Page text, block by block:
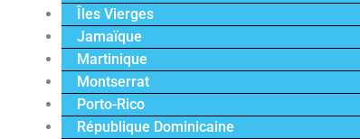
Îles Vierges
Jamaïque
Martinique
Montserrat
Porto-Rico
République Dominicaine